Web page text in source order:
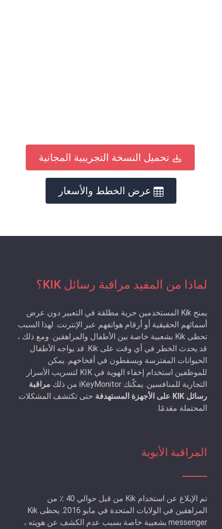
تحميل النسخة التجريبية المجانية
عرض الخطط والأسعار
لماذا من المفيد مراقبة رسائل KIK؟
يمنح Kik المستخدمين حرية مطلقة في التعبير دون عرض
أسمائهم الحقيقية أو أرقام هواتفهم عبر الإنترنت. لهذا السبب
تحظى Kik بشعبية خاصة بين الأطفال والمراهقين. ومع ذلك ،
قد يحدث الخطر في أي وقت على Kik. قد يواجه الأطفال
الحيوانات المفترسة ويسقطون في أفخاخهم. يمكن
للموظفين استخدام إخفاء الهوية في KIK لتسريب الأسرار
التجارية للمنافسين. يمكّنك iKeyMonitor من ذلك
مراقبة
رسائل KIK على الأجهزة المستهدفة
حتى تكتشف المشكلات
المحتملة مقدمًا.
المراقبة الأبوية
تم الإبلاغ عن استخدام Kik من قبل حوالي 40 ٪ من
المراهقين في الولايات المتحدة في مايو 2016. يحظى Kik
messenger بشعبية خاصة بسبب عدم الكشف عن هويته ،